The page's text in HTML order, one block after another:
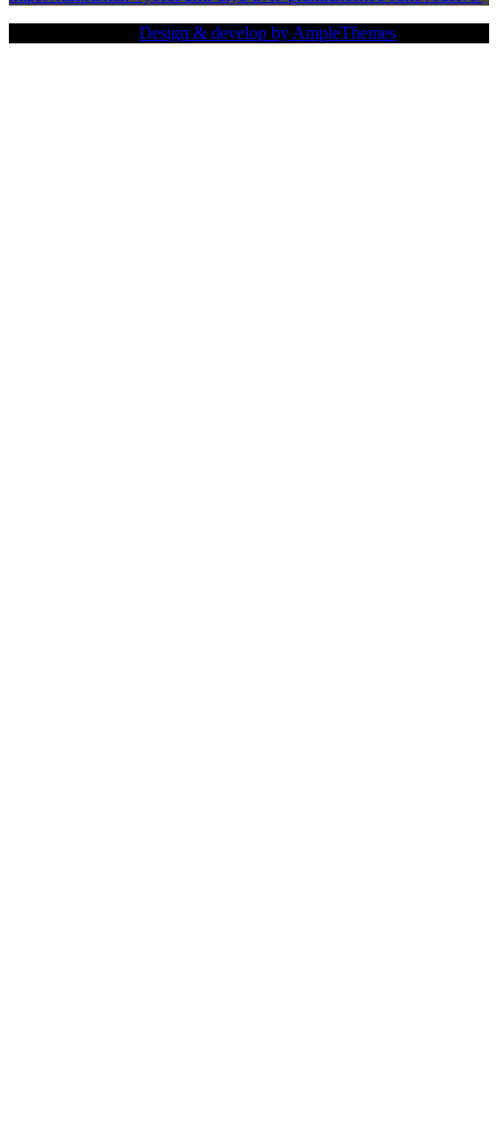
Design & develop by AmpleThemes